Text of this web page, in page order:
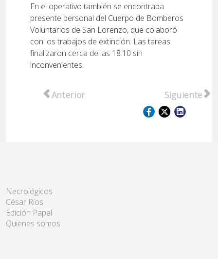
En el operativo también se encontraba
presente personal del Cuerpo de Bomberos
Voluntarios de San Lorenzo, que colaboró
con los trabajos de extinción. Las tareas
finalizaron cerca de las 18.10 sin
inconvenientes.
Artículo anterior: El Departamento San
Anterior Artículo
Siguiente
Necrológicos
César Ríos
Edición Papel
Quienes somos